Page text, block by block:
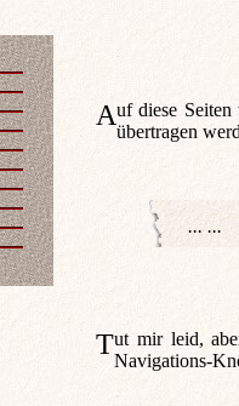
Auf diese
übertragen
Tut mir leid, aber dies ist einer der vielen Bereiche, an denen wir zur Zeit noch arbeite. Um auf die vorherige Seite zurück zu kommen, können sie die
Navigations-